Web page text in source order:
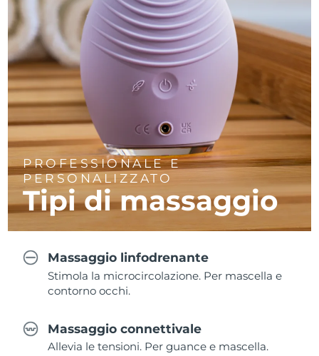
PROFESSIONALE E
PERSONALIZZATO
Tipi di massaggio
Massaggio linfodrenante
Stimola la microcircolazione. Per mascella e
contorno occhi.
Massaggio connettivale
Allevia le tensioni. Per guance e mascella.